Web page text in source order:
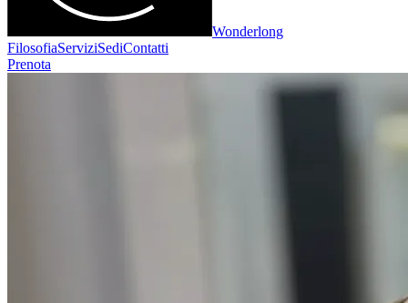
Wonderlong
FilosofiaServiziSediContatti
Prenota